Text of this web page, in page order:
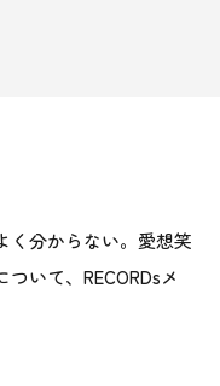
く分からない。愛想笑
いて、RECORDsメ